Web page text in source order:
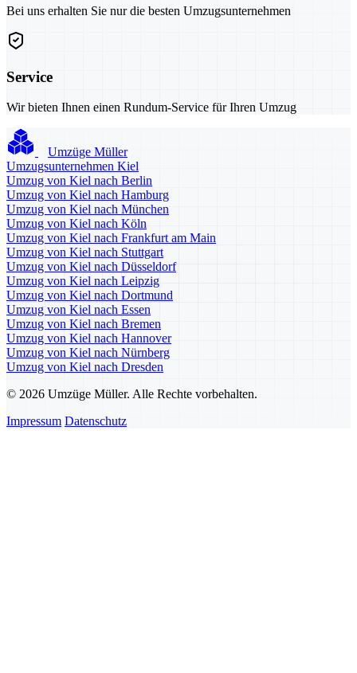
Bei uns erhalten Sie nur die besten Umzugsunternehmen
Service
Wir bieten Ihnen einen Rundum-Service für Ihren Umzug
Umzüge Müller
Umzugsunternehmen Kiel
Umzug von Kiel nach Berlin
Umzug von Kiel nach Hamburg
Umzug von Kiel nach München
Umzug von Kiel nach Köln
Umzug von Kiel nach Frankfurt am Main
Umzug von Kiel nach Stuttgart
Umzug von Kiel nach Düsseldorf
Umzug von Kiel nach Leipzig
Umzug von Kiel nach Dortmund
Umzug von Kiel nach Essen
Umzug von Kiel nach Bremen
Umzug von Kiel nach Hannover
Umzug von Kiel nach Nürnberg
Umzug von Kiel nach Dresden
© 2026 Umzüge Müller. Alle Rechte vorbehalten.
Impressum Datenschutz